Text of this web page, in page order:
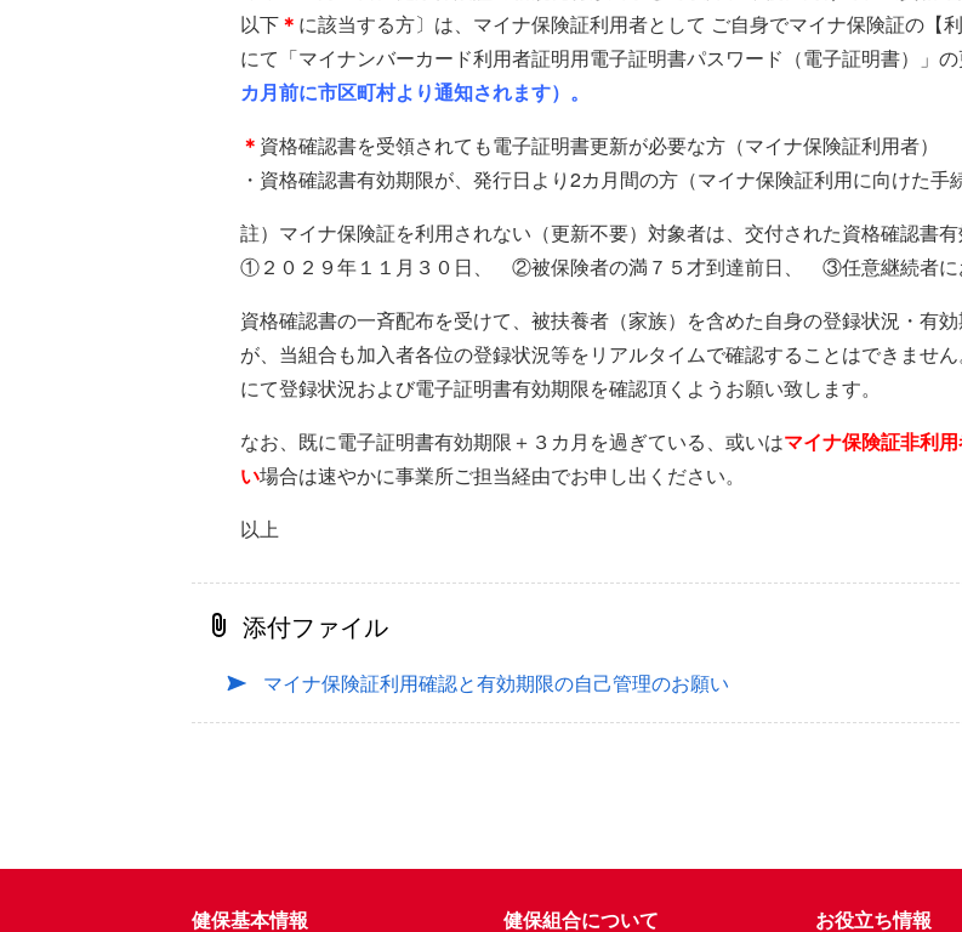
以下＊ に該当する方〕は、マイナ保険証利用者として ご自身でマイナ保険証の【
にて「マイナンバーカード利用者証明用電子証明書パスワード（電子証明書）」
カ月前に市区町村より通知されます）。
＊ 資格確認書を受領されても電子証明書更新が必要な方（マイナ保険証利用者）
・資格確認書有効期限が、発行日より2カ月間の方（マイナ保険証利用に向けた手
註）マイナ保険証を利用されない（更新不要）対象者は、交付された資格確認書
①２０２９年１１月３０日、 ②被保険者の満７５才到達前日、 ③任意継続者に
資格確認書の一斉配布を受けて、被扶養者（家族）を含めた自身の登録状況・有
が、当組合も加入者各位の登録状況等をリアルタイムで確認することはできませ
にて登録状況および電子証明書有効期限を確認頂くようお願い致します。
なお、既に電子証明書有効期限＋３カ月を過ぎている、或いはマイナ保険証非利
い場合は速やかに事業所ご担当経由でお申し出ください。
以上
添付ファイル
マイナ保険証利用確認と有効期限の自己管理のお願い
健保基本情報 健保組合について お役立ち情報